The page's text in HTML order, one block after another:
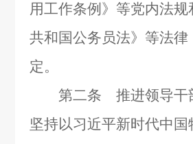
用工作条例》等党内法规
共和国公务员法》等法律
定。
第二条 推进领导干部
坚持以习近平新时代中国